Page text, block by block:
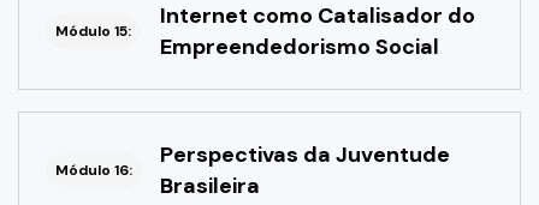
Módulo 15:
Internet como Catalisador do
Empreendedorismo Social
Módulo 16:
Perspectivas da Juventude
Brasileira